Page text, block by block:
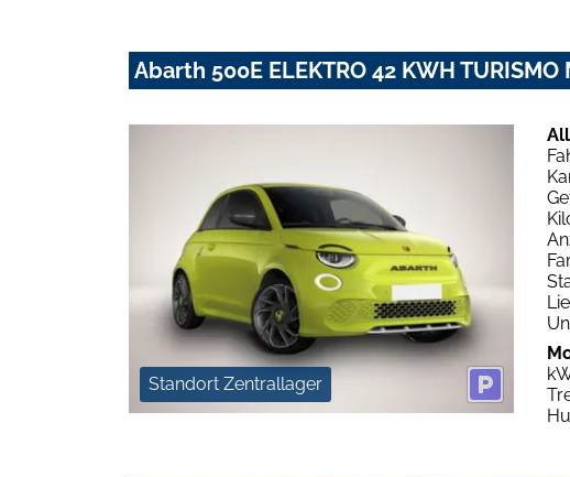
Abarth 500E ELEKTRO 42 KWH TURISMO
Standort Zentrallager